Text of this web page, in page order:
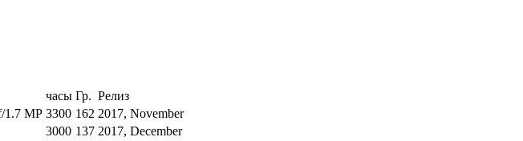
часы Гр. Релиз
1.7 MP 3300 162 2017, November
3000 137 2017, December